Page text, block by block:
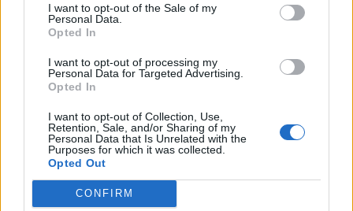
I want to opt-out of the Sale of my
Personal Data.
Opted In
I want to opt-out of processing my
Personal Data for Targeted Advertising.
Opted In
I want to opt-out of Collection, Use,
Retention, Sale, and/or Sharing of my
Personal Data that Is Unrelated with the
Purposes for which it was collected.
Opted Out
CONFIRM
Θέσεις εργασίας
Όλες οι Θέσεις Εργασίας
Θέσεις Εργασίας ανά Εταιρεία
Κέντρο Βοήθειας